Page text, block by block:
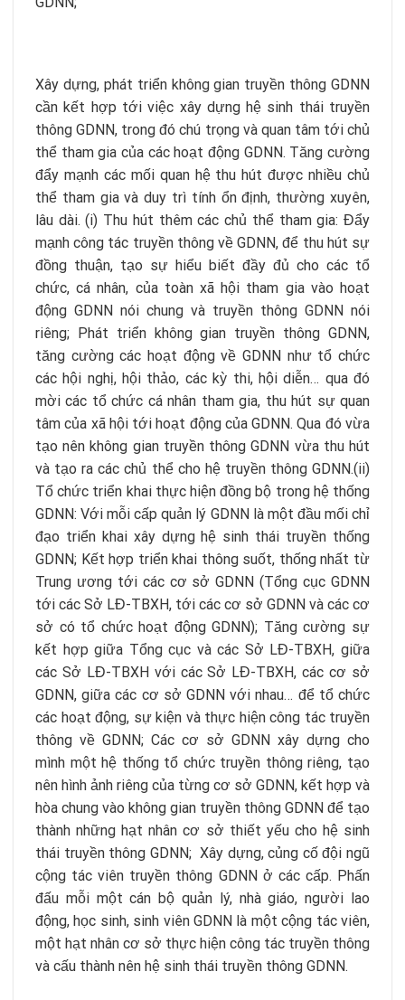
Xây dựng, phát triển không gian truyền thông GDNN
cần kết hợp tới việc xây dựng hệ sinh thái truyền
thông GDNN, trong đó chú trọng và quan tâm tới chủ
thể tham gia của các hoạt động GDNN. Tăng cường
đẩy mạnh các mối quan hệ thu hút được nhiều chủ
thể tham gia và duy trì tính ổn định, thường xuyên,
lâu dài. (i) Thu hút thêm các chủ thể tham gia: Đẩy
mạnh công tác truyền thông về GDNN, để thu hút sự
đồng thuận, tạo sự hiểu biết đầy đủ cho các tổ
chức, cá nhân, của toàn xã hội tham gia vào hoạt
động GDNN nói chung và truyền thông GDNN nói
riêng; Phát triển không gian truyền thông GDNN,
tăng cường các hoạt động về GDNN như tổ chức
các hội nghị, hội thảo, các kỳ thi, hội diễn… qua đó
mời các tổ chức cá nhân tham gia, thu hút sự quan
tâm của xã hội tới hoạt động của GDNN. Qua đó vừa
tạo nên không gian truyền thông GDNN vừa thu hút
và tạo ra các chủ thể cho hệ truyền thông GDNN.(ii)
Tổ chức triển khai thực hiện đồng bộ trong hệ thống
GDNN: Với mỗi cấp quản lý GDNN là một đầu mối chỉ
đạo triển khai xây dựng hệ sinh thái truyền thống
GDNN; Kết hợp triển khai thông suốt, thống nhất từ
Trung ương tới các cơ sở GDNN (Tổng cục GDNN
tới các Sở LĐ-TBXH, tới các cơ sở GDNN và các cơ
sở có tổ chức hoạt động GDNN); Tăng cường sự
kết hợp giữa Tổng cục và các Sở LĐ-TBXH, giữa
các Sở LĐ-TBXH với các Sở LĐ-TBXH, các cơ sở
GDNN, giữa các cơ sở GDNN với nhau… để tổ chức
các hoạt động, sự kiện và thực hiện công tác truyền
thông về GDNN; Các cơ sở GDNN xây dựng cho
mình một hệ thống tổ chức truyền thông riêng, tạo
nên hình ảnh riêng của từng cơ sở GDNN, kết hợp và
hòa chung vào không gian truyền thông GDNN để tạo
thành những hạt nhân cơ sở thiết yếu cho hệ sinh
thái truyền thông GDNN; Xây dựng, củng cố đội ngũ
cộng tác viên truyền thông GDNN ở các cấp. Phấn
đấu mỗi một cán bộ quản lý, nhà giáo, người lao
động, học sinh, sinh viên GDNN là một cộng tác viên,
một hạt nhân cơ sở thực hiện công tác truyền thông
và cấu thành nên hệ sinh thái truyền thông GDNN.